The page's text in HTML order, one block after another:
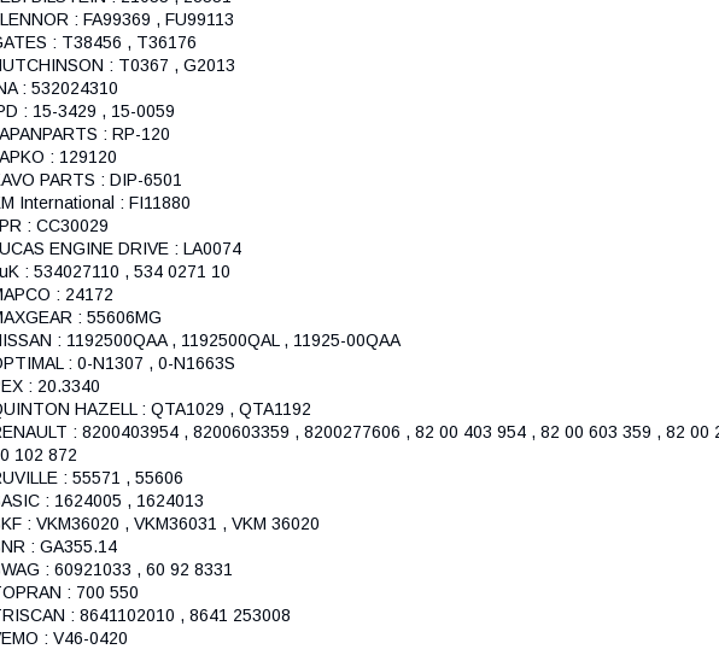
: FA99369 , FU99113
: T38456 , T36176
: T0367 , G2013
: 532024310
: 15-3429 , 15-0059
: RP-120
: 129120
PARTS : DIP-6501
International : FI11880
: CC30029
ENGINE DRIVE : LA0074
: 534027110 , 534 0271 10
: 24172
: 55606MG
: 1192500QAA , 1192500QAL , 11925-00QAA
: 0-N1307 , 0-N1663S
: 20.3340
HAZELL : QTA1029 , QTA1192
: 8200403954 , 8200603359 , 8200277606 , 82 00 403 954 , 82 00 603 359 , 82 00
102 872
: 55571 , 55606
: 1624005 , 1624013
: VKM36020 , VKM36031 , VKM 36020
: GA355.14
: 60921033 , 60 92 8331
: 700 550
: 8641102010 , 8641 253008
: V46-0420